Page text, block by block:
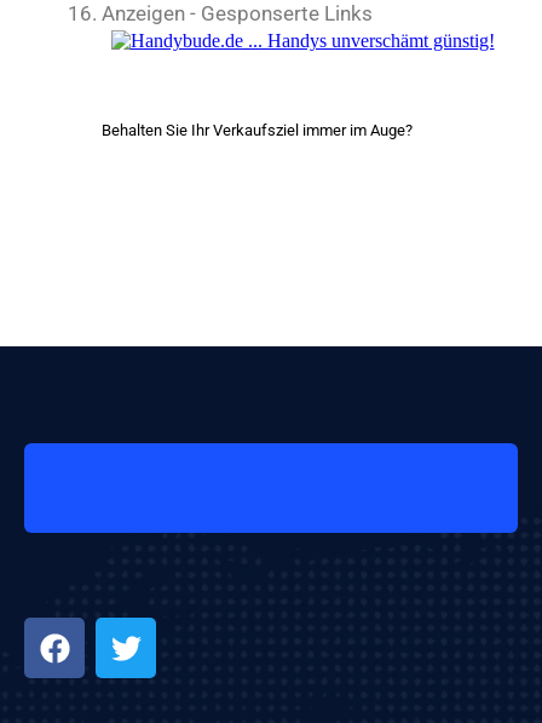
Anzeigen - Gesponserte Links
Behalten Sie Ihr Verkaufsziel immer im Auge?